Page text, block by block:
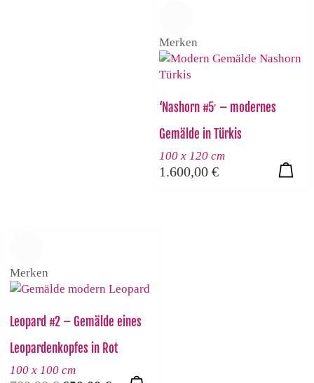
Merken
‘Nashorn #5′ – modernes
Gemälde in Türkis
100 x 120 cm
1.600,00 €
Merken
Leopard #2 – Gemälde eines
Leopardenkopfes in Rot
100 x 100 cm